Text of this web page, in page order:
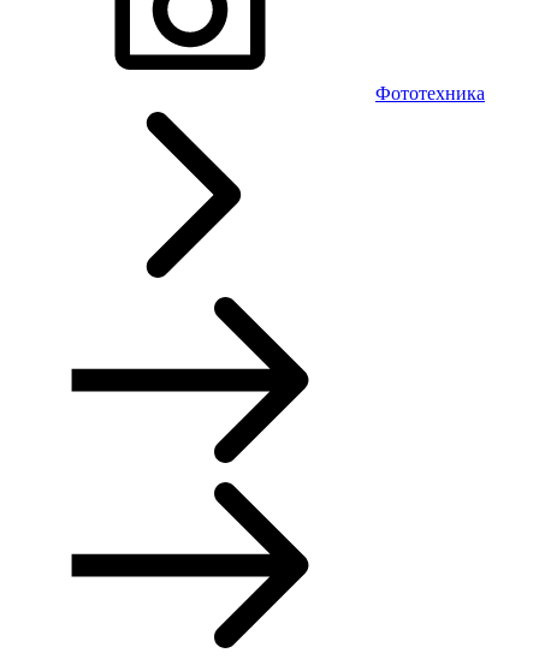
Фототехника